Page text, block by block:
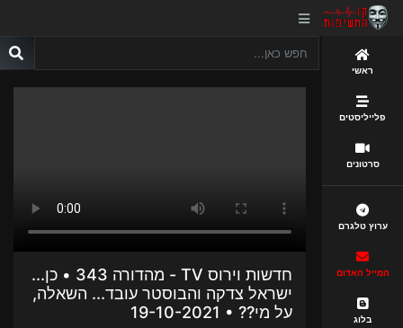
ראשי
פלייליסטים
סרטונים
ערוץ טלגרם
המייל האדום
בלוג
חדשות וירוס TV - מהדורה 343 • כן...
ישראל צדקה והבוסטר עובד... השאלה,
על מי?? • 19-10-2021